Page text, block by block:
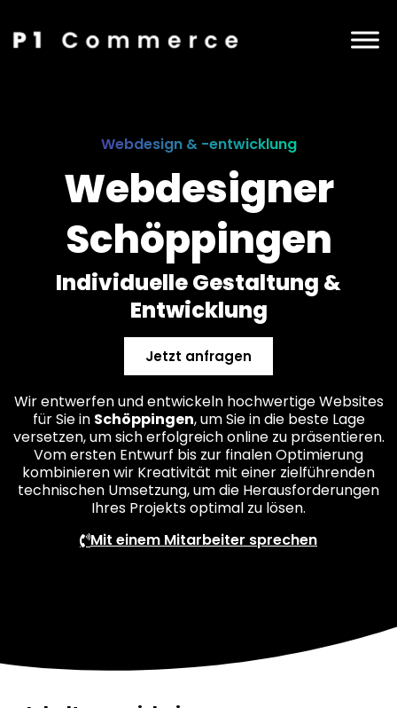
Webdesign & -entwicklung
Webdesigner
Schöppingen
Individuelle Gestaltung &
Entwicklung
Jetzt anfragen
Wir entwerfen und entwickeln hochwertige Websites
für Sie in Schöppingen, um Sie in die beste Lage
versetzen, um sich erfolgreich online zu präsentieren.
Vom ersten Entwurf bis zur finalen Optimierung
kombinieren wir Kreativität mit einer zielführenden
technischen Umsetzung, um die Herausforderungen
Ihres Projekts optimal zu lösen.
Mit einem Mitarbeiter sprechen